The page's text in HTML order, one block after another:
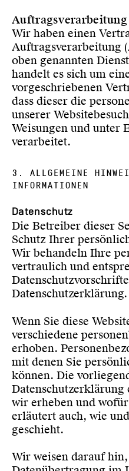
Auftragsverarbeitung
Wir haben einen
Auftragsverarbeitung
oben genannten
handelt es sich um
vorgeschriebenen
dass dieser die
unserer
Weisungen und unter
verarbeitet.
3. ALLGEMEINE
INFORMATIONEN
Datenschutz
Die Betreiber dieser
Schutz Ihrer
Wir behandeln Ihre
vertraulich und
Datenschutzerklärung.
Wenn Sie diese
verschiedene
erhoben.
mit denen Sie
können. Die
wir erheben und
erläutert auch, wie
geschieht.
Wir weisen darauf hin,